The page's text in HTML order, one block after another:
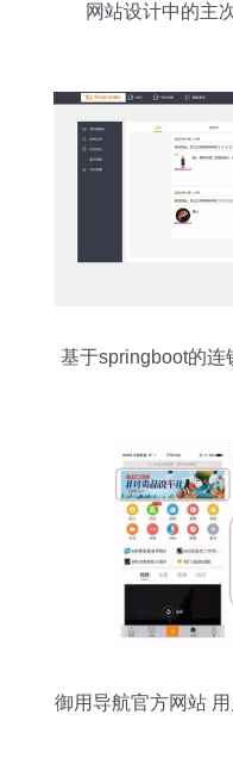
网站设计中的主
基于springboot的连
御用导航官方网站